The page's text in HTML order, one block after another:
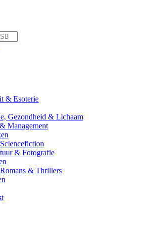
& Esoterie
Gezondheid & Lichaam
Management
& Fotografie
& Thrillers